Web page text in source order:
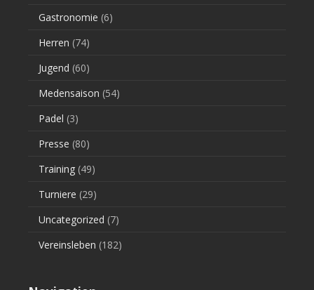
Gastronomie (6)
Herren (74)
Jugend (60)
Medensaison (54)
Padel (3)
Presse (80)
Training (49)
Turniere (29)
Uncategorized (7)
Vereinsleben (182)